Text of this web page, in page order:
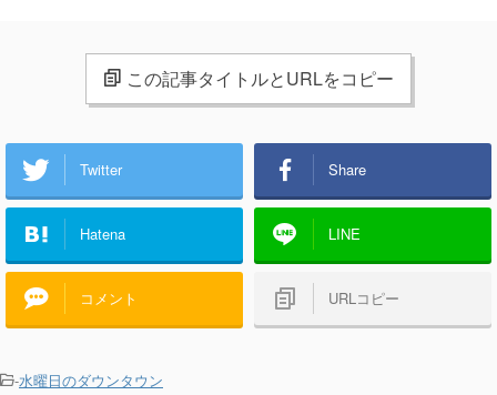
この記事タイトルとURLをコピー
Twitter Share
Hatena LINE
コメント URLコピー
-水曜日のダウンタウン